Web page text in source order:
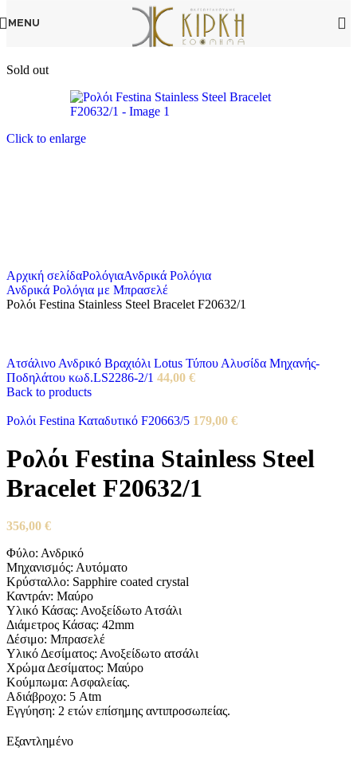
MENU
Sold out
Click to enlarge
Αρχική σελίδαΡολόγιαΑνδρικά Ρολόγια
Ανδρικά Ρολόγια με Μπρασελέ
Ρολόι Festina Stainless Steel Bracelet F20632/1
Ατσάλινο Ανδρικό Βραχιόλι Lotus Τύπου Αλυσίδα Μηχανής-
Ποδηλάτου κωδ.LS2286-2/1 44,00 €
Back to products
Ρολόι Festina Καταδυτικό F20663/5 179,00 €
Ρολόι Festina Stainless Steel
Bracelet F20632/1
356,00 €
Φύλο: Ανδρικό
Μηχανισμός: Αυτόματο
Κρύσταλλο: Sapphire coated crystal
Καντράν: Μαύρο
Υλικό Κάσας: Ανοξείδωτο Ατσάλι
Διάμετρος Κάσας: 42mm
Δέσιμο: Μπρασελέ
Υλικό Δεσίματος: Ανοξείδωτο ατσάλι
Χρώμα Δεσίματος: Μαύρο
Κούμπωμα: Ασφαλείας.
Αδιάβροχο: 5 Atm
Εγγύηση: 2 ετών επίσημης αντιπροσωπείας.
Εξαντλημένο